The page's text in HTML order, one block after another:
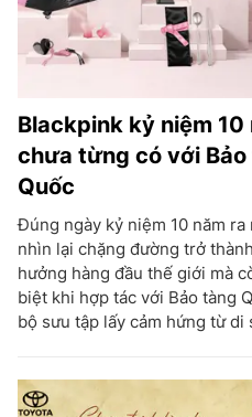
Blackpink kỷ niệm
chưa từng có với
Quốc
Đúng ngày kỷ niệm 10 năm
nhìn lại chặng đường trở
hưởng hàng đầu thế giới mà
biệt khi hợp tác với Bảo tàng
bộ sưu tập lấy cảm hứng từ di